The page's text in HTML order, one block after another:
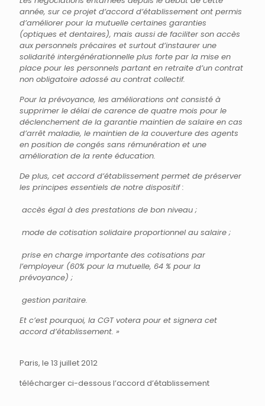
année, sur ce projet d’accord d’établissement ont permis
d’améliorer pour la mutuelle certaines garanties
(optiques et dentaires), mais aussi de faciliter son accès
aux personnels précaires et surtout d’instaurer une
solidarité intergénérationnelle plus forte par la mise en
place pour les personnels partant en retraite d’un contrat
non obligatoire adossé au contrat collectif.
Pour la prévoyance, les améliorations ont consisté à
supprimer le délai de carence de quatre mois pour le
déclenchement de la garantie maintien de salaire en cas
d’arrêt maladie, le maintien de la couverture des agents
en position de congés sans rémunération et une
amélioration de la rente éducation.
De plus, cet accord d’établissement permet de préserver
les principes essentiels de notre dispositif :
accès égal à des prestations de bon niveau ;
mode de cotisation solidaire proportionnel au salaire ;
prise en charge importante des cotisations par
l’employeur (60% pour la mutuelle, 64 % pour la
prévoyance) ;
gestion paritaire.
Et c’est pourquoi, la CGT votera pour et signera cet
accord d’établissement. »
Paris, le 13 juillet 2012
télécharger ci-dessous l’accord d’établissement